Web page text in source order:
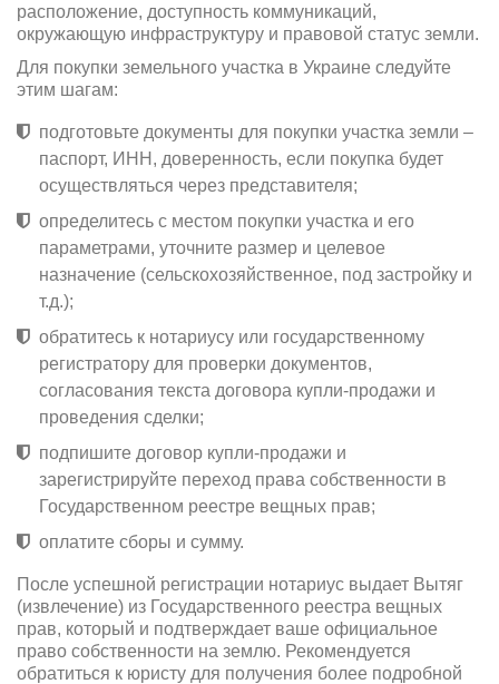
расположение, доступность коммуникаций,
окружающую инфраструктуру и правовой статус земли.
Для покупки земельного участка в Украине следуйте
этим шагам:
подготовьте документы для покупки участка земли –
паспорт, ИНН, доверенность, если покупка будет
осуществляться через представителя;
определитесь с местом покупки участка и его
параметрами, уточните размер и целевое
назначение (сельскохозяйственное, под застройку и
т.д.);
обратитесь к нотариусу или государственному
регистратору для проверки документов,
согласования текста договора купли-продажи и
проведения сделки;
подпишите договор купли-продажи и
зарегистрируйте переход права собственности в
Государственном реестре вещных прав;
оплатите сборы и сумму.
После успешной регистрации нотариус выдает Вытяг
(извлечение) из Государственного реестра вещных
прав, который и подтверждает ваше официальное
право собственности на землю. Рекомендуется
обратиться к юристу для получения более подробной